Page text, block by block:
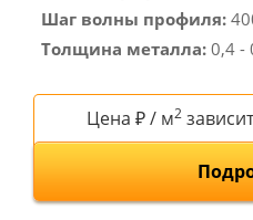
Шаг волны профиля:
Толщина металла: 0,4 -
Цена ₽ / м2